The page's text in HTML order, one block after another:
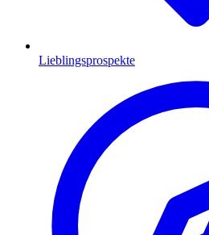
Lieblingsprospekte